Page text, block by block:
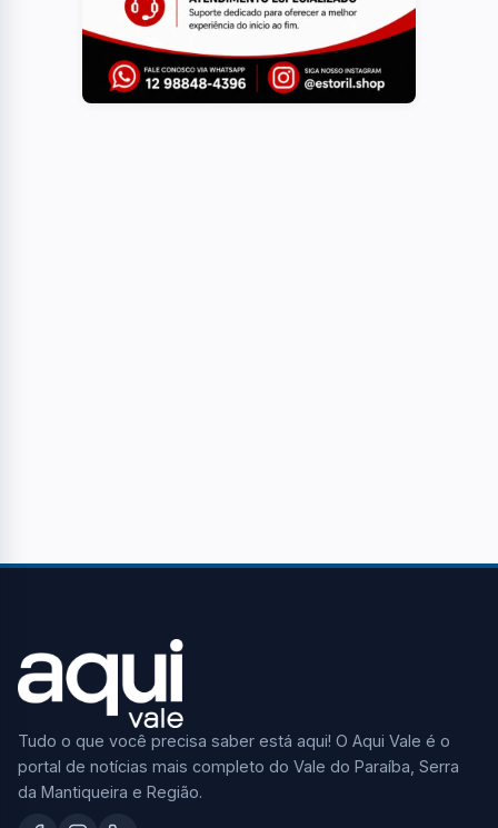
Tudo o que você precisa saber está aqui! O Aqui Vale é o
portal de notícias mais completo do Vale do Paraíba, Serra
da Mantiqueira e Região.